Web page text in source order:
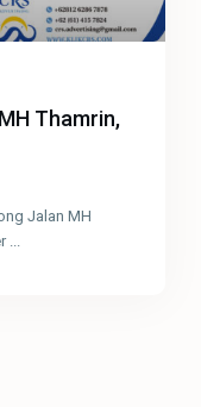
Thamrin,
Jalan MH
...